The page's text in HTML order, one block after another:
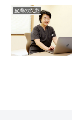
皮膚の疾患